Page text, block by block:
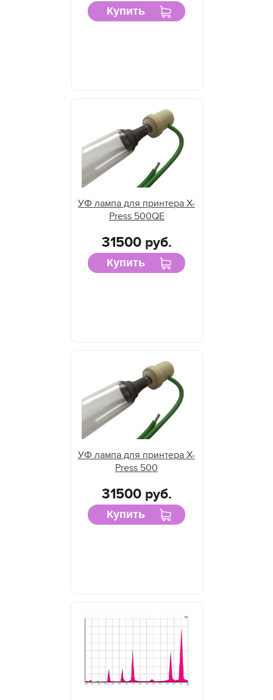
Купить
УФ лампа для принтера X-
Press 500QE
31500 руб.
Купить
УФ лампа для принтера X-
Press 500
31500 руб.
Купить